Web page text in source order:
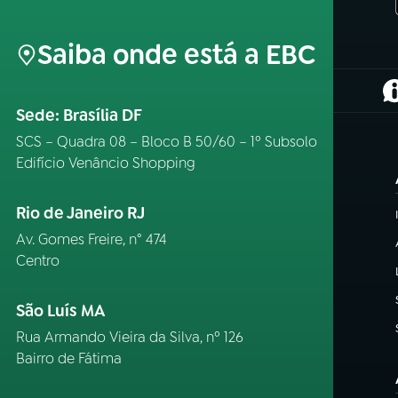
Saiba onde está a EBC
Sede: Brasília DF
SCS – Quadra 08 – Bloco B 50/60 – 1º Subsolo
Edifício Venâncio Shopping
Rio de Janeiro RJ
Av. Gomes Freire, n° 474
Centro
São Luís MA
Rua Armando Vieira da Silva, nº 126
Bairro de Fátima